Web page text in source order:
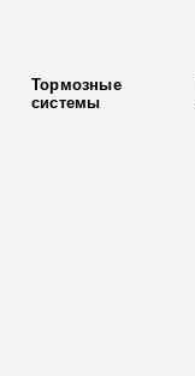
Тормозные
системы